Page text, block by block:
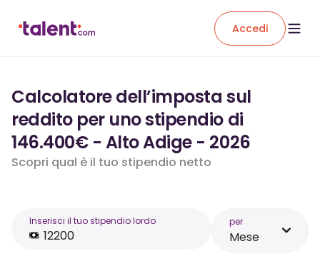
Accedi
Calcolatore dell’imposta sul
reddito per uno stipendio di
146.400€ - Alto Adige - 2026
Scopri qual è il tuo stipendio netto
Inserisci il tuo stipendio lordo per
Mese